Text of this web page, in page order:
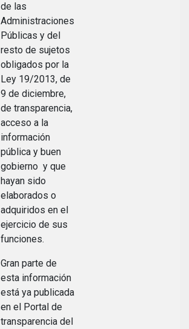
de las
Administraciones
Públicas y del
resto de sujetos
obligados por la
Ley 19/2013, de
9 de diciembre,
de transparencia,
acceso a la
información
pública y buen
gobierno y que
hayan sido
elaborados o
adquiridos en el
ejercicio de sus
funciones.
Gran parte de
esta información
está ya publicada
en el Portal de
transparencia del